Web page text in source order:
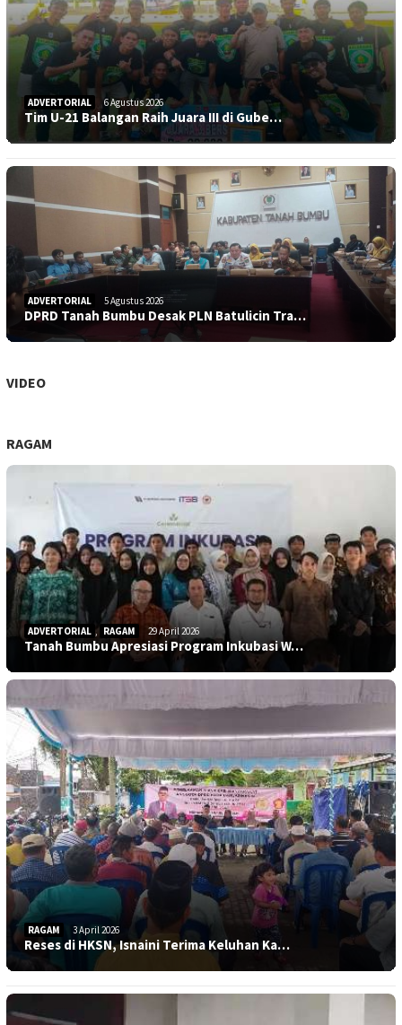
ADVERTORIAL 6 Agustus 2026
Tim U-21 Balangan Raih Juara III di Gube…
ADVERTORIAL 5 Agustus 2026
DPRD Tanah Bumbu Desak PLN Batulicin Tra…
VIDEO
RAGAM
ADVERTORIAL , RAGAM 29 April 2026
Tanah Bumbu Apresiasi Program Inkubasi W…
RAGAM 3 April 2026
Reses di HKSN, Isnaini Terima Keluhan Ka…